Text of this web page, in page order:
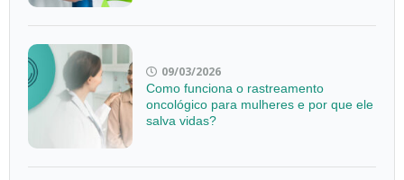
09/03/2026
Como funciona o rastreamento
oncológico para mulheres e por que ele
salva vidas?